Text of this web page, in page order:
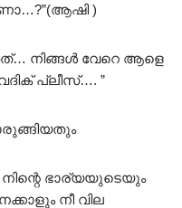
)
നിങ്ങൾ വേറെ ആളെ
പ്ലീസ്…. ”
ഭാര്യയുടെയും
നീ വില